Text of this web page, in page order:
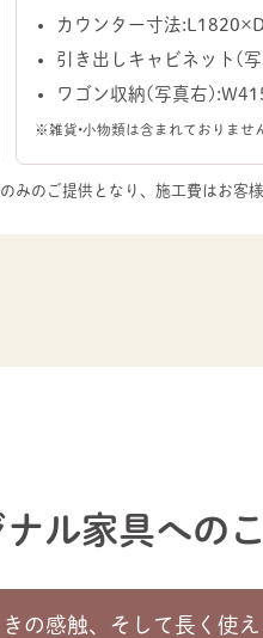
カウンター寸法：
引き出しキャビネット（
ワゴン収納（写真右）：
※雑貨・小物類は含まれておりませ
みのご提供となり、施工費はお客
ル家具への
の感触、そして長く使え